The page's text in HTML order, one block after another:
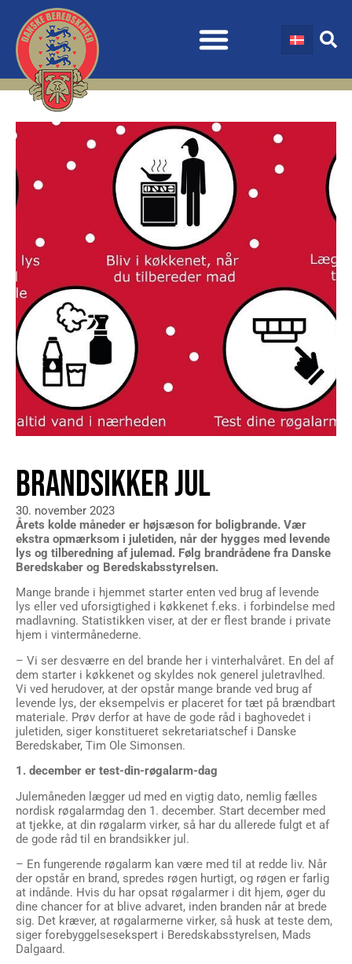
BRANDSIKKER JUL
30. november 2023
Årets kolde måneder er højsæson for boligbrande. Vær
ekstra opmærksom i juletiden, når der hygges med levende
lys og tilberedning af julemad. Følg brandrådene fra Danske
Beredskaber og Beredskabsstyrelsen.
Mange brande i hjemmet starter enten ved brug af levende
lys eller ved uforsigtighed i køkkenet f.eks. i forbindelse med
madlavning. Statistikken viser, at der er flest brande i private
hjem i vintermånederne.
– Vi ser desværre en del brande her i vinterhalvåret. En del af
dem starter i køkkenet og skyldes nok generel juletravlhed.
Vi ved herudover, at der opstår mange brande ved brug af
levende lys, der eksempelvis er placeret for tæt på brændbart
materiale. Prøv derfor at have de gode råd i baghovedet i
juletiden, siger konstitueret sekretariatschef i Danske
Beredskaber, Tim Ole Simonsen.
1. december er test-din-røgalarm-dag
Julemåneden lægger ud med en vigtig dato, nemlig fælles
nordisk røgalarmdag den 1. december. Start december med
at tjekke, at din røgalarm virker, så har du allerede fulgt et af
de gode råd til en brandsikker jul.
– En fungerende røgalarm kan være med til at redde liv. Når
der opstår en brand, spredes røgen hurtigt, og røgen er farlig
at indånde. Hvis du har opsat røgalarmer i dit hjem, øger du
dine chancer for at blive advaret, inden branden når at brede
sig. Det kræver, at røgalarmerne virker, så husk at teste dem,
siger forebyggelsesekspert i Beredskabsstyrelsen, Mads
Dalgaard.